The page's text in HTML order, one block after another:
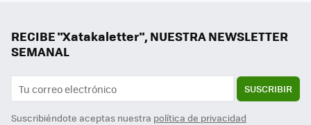
RECIBE "Xatakaletter", NUESTRA NEWSLETTER
SEMANAL
SUSCRIBIR
Suscribiéndote aceptas nuestra política de privacidad